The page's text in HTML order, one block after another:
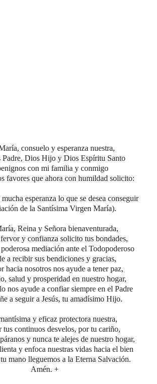
consuelo y esperanza nuestra,
Padre, Dios Hijo y Dios Espíritu Santo
con mi familia y conmigo
favores que ahora con humildad solicito:
esperanza lo que se desea conseguir
de la Santísima Virgen María).
Reina y Señora bienaventurada,
y confianza solicito tus bondades,
mediación ante el Todopoderoso
a recibir sus bendiciones y gracias,
hacia nosotros nos ayude a tener paz,
salud y prosperidad en nuestro hogar,
nos ayude a confiar siempre en el Padre
a seguir a Jesús, tu amadísimo Hijo.
y eficaz protectora nuestra,
tus continuos desvelos, por tu cariño,
y nunca te alejes de nuestro hogar,
y enfoca nuestras vidas hacia el bien
mano lleguemos a la Eterna Salvación.
Amén. +